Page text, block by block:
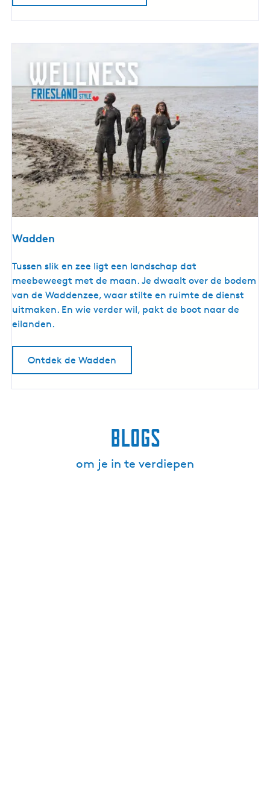
b
e
Wadden
W
a
d
d
e
Tussen slik en zee ligt een landschap dat
meebeweegt met de maan. Je dwaalt over de bodem
van de Waddenzee, waar stilte en ruimte de dienst
uitmaken. En wie verder wil, pakt de boot naar de
eilanden.
Ontdek de Wadden
Blogs
om je in te verdiepen